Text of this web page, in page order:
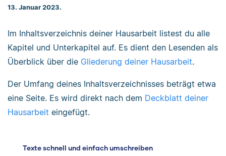
13. Januar 2023.
Im Inhaltsverzeichnis deiner Hausarbeit listest du alle
Kapitel und Unterkapitel auf. Es dient den Lesenden als
Überblick über die Gliederung deiner Hausarbeit.
Der Umfang deines Inhaltsverzeichnisses beträgt etwa
eine Seite. Es wird direkt nach dem Deckblatt deiner
Hausarbeit eingefügt.
Texte schnell und einfach umschreiben